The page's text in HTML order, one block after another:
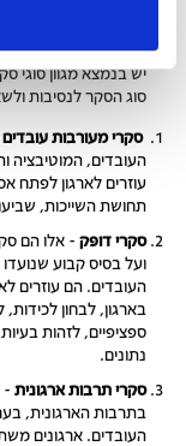
סוגי
יש בנמצא מגוון סוגי
סוג הסקר לנסיבות
סקרי מעורבות עובדים
העובדים, המוטיבציה
עוזרים לארגון לפתח
תחושת השייכות,
סקרי דופק - אלו הם
ועל בסיס קבוע
העובדים. הם עוזרים
בארגון, לבחון
ספציפיים, לזהות
נתונים.
סקרי תרבות ארגונית -
בתרבות הארגונית,
העובדים. ארגונים